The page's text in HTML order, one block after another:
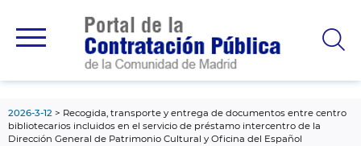
principal
2026-3-12
Recogida, transporte y entrega de documentos entre centro
bibliotecarios incluidos en el servicio de préstamo intercentro de la
Dirección General de Patrimonio Cultural y Oficina del Español